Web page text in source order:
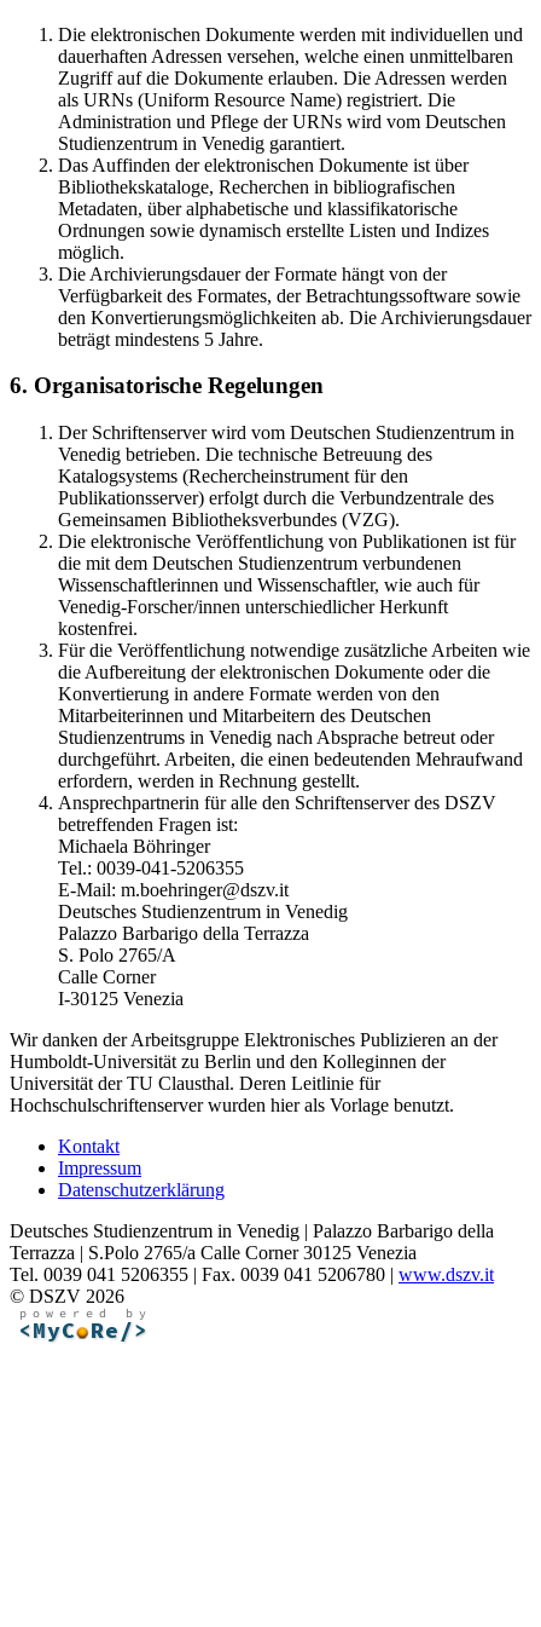
Die elektronischen Dokumente werden mit individuellen und
dauerhaften Adressen versehen, welche einen unmittelbaren
Zugriff auf die Dokumente erlauben. Die Adressen werden
als URNs (Uniform Resource Name) registriert. Die
Administration und Pflege der URNs wird vom Deutschen
Studienzentrum in Venedig garantiert.
Das Auffinden der elektronischen Dokumente ist über
Bibliothekskataloge, Recherchen in bibliografischen
Metadaten, über alphabetische und klassifikatorische
Ordnungen sowie dynamisch erstellte Listen und Indizes
möglich.
Die Archivierungsdauer der Formate hängt von der
Verfügbarkeit des Formates, der Betrachtungssoftware sowie
den Konvertierungsmöglichkeiten ab. Die Archivierungsdauer
beträgt mindestens 5 Jahre.
6. Organisatorische Regelungen
Der Schriftenserver wird vom Deutschen Studienzentrum in
Venedig betrieben. Die technische Betreuung des
Katalogsystems (Rechercheinstrument für den
Publikationsserver) erfolgt durch die Verbundzentrale des
Gemeinsamen Bibliotheksverbundes (VZG).
Die elektronische Veröffentlichung von Publikationen ist für
die mit dem Deutschen Studienzentrum verbundenen
Wissenschaftlerinnen und Wissenschaftler, wie auch für
Venedig-Forscher/innen unterschiedlicher Herkunft
kostenfrei.
Für die Veröffentlichung notwendige zusätzliche Arbeiten wie
die Aufbereitung der elektronischen Dokumente oder die
Konvertierung in andere Formate werden von den
Mitarbeiterinnen und Mitarbeitern des Deutschen
Studienzentrums in Venedig nach Absprache betreut oder
durchgeführt. Arbeiten, die einen bedeutenden Mehraufwand
erfordern, werden in Rechnung gestellt.
Ansprechpartnerin für alle den Schriftenserver des DSZV
betreffenden Fragen ist:
Michaela Böhringer
Tel.: 0039-041-5206355
E-Mail: m.boehringer@dszv.it
Deutsches Studienzentrum in Venedig
Palazzo Barbarigo della Terrazza
S. Polo 2765/A
Calle Corner
I-30125 Venezia
Wir danken der Arbeitsgruppe Elektronisches Publizieren an der
Humboldt-Universität zu Berlin und den Kolleginnen der
Universität der TU Clausthal. Deren Leitlinie für
Hochschulschriftenserver wurden hier als Vorlage benutzt.
Kontakt
Impressum
Datenschutzerklärung
Deutsches Studienzentrum in Venedig | Palazzo Barbarigo della
Terrazza | S.Polo 2765/a Calle Corner 30125 Venezia
Tel. 0039 041 5206355 | Fax. 0039 041 5206780 | www.dszv.it
© DSZV 2026